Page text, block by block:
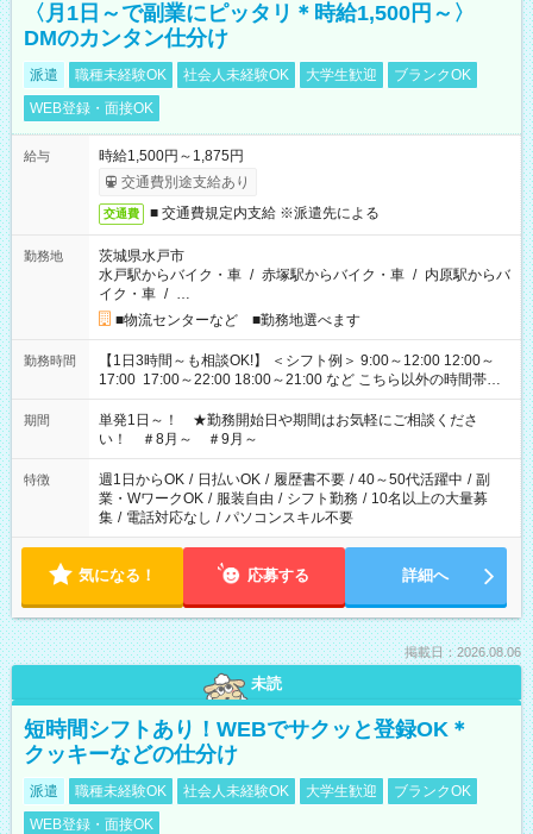
〈月1日～で副業にピッタリ＊時給1,500円～〉
DMのカンタン仕分け
派遣 職種未経験OK 社会人未経験OK 大学生歓迎
ブランクOK
WEB登録・面接OK
給与
時給1,500円～1,875円
交通費別途支給あり
交通費 ■ 交通費規定内支給 ※派遣先による
勤務地
茨城県水戸市
水戸駅からバイク・車 / 赤塚駅からバイク・車 / 内原駅からバ
イク・車 / …
■物流センターなど ■勤務地選べます
勤務時間
【1日3時間～も相談OK!】 ＜シフト例＞ 9:00～12:00 12:00～
17:00 17:00～22:00 18:00～21:00 など こちら以外の時間帯も
お気軽にご相談ください！
期間
単発1日～！ ★勤務開始日や期間はお気軽にご相談くださ
い！ ＃8月～ ＃9月～
特徴 週1日からOK / 日払いOK / 履歴書不要 / 40～50代活躍中 / 副
業・WワークOK / 服装自由 / シフト勤務 / 10名以上の大量募
集 / 電話対応なし / パソコンスキル不要
気になる！ 応募する 詳細へ
掲載日：2026.08.06
未読
短時間シフトあり！WEBでサクッと登録OK＊
クッキーなどの仕分け
派遣 職種未経験OK 社会人未経験OK 大学生歓迎
ブランクOK
WEB登録・面接OK